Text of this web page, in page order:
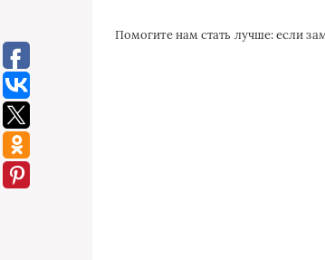
Помогите нам стать лучше: если